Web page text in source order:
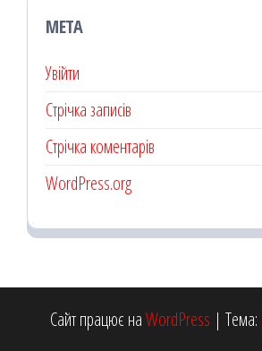
МЕТА
Увійти
Стрічка записів
Стрічка коментарів
WordPress.org
Сайт працює наWordPress | Тема: